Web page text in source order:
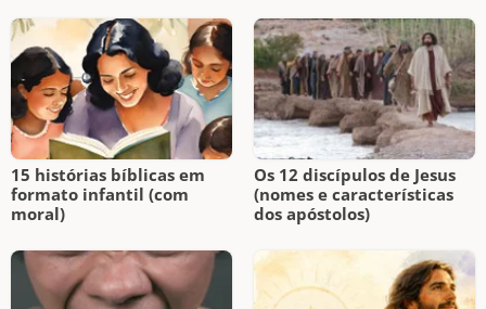
15 histórias bíblicas em
formato infantil (com
moral)
Os 12 discípulos de Jesus
(nomes e características
dos apóstolos)